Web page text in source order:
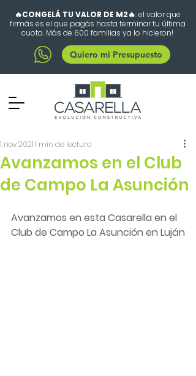
🔥CONGELÁ TU VALOR DE M2🔥: el valor que
firmás es el que pagás hasta terminar tu última
cuota. Más de 600 familias ya lo hicieron!
Quiero mi Presupuesto
Avanzamos en el Club
de Campo La Asunción
1 nov 20211 min de lectura
Avanzamos en esta Casarella en el
Club de Campo La Asunción en Luján